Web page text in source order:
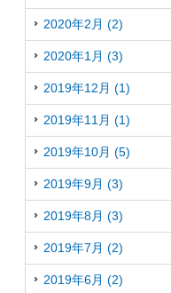
2020年2月 (2)
2020年1月 (3)
2019年12月 (1)
2019年11月 (1)
2019年10月 (5)
2019年9月 (3)
2019年8月 (3)
2019年7月 (2)
2019年6月 (2)